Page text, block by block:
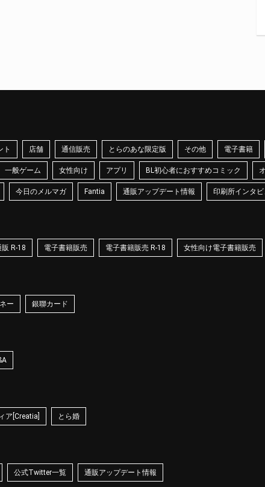
ト 店舗 通信販売 とらのあな限定版 その他 電子書籍
一般ゲーム 女性向け アプリ BL初心者におすすめコミック
今日のメルマガ Fantia 通販アップデート情報 印刷所インタ
R-18 電子書籍販売 電子書籍販売 R-18 女性向け電子書籍販売
ー 銀聯カード
ア[Creatia] とら婚
公式Twitter一覧 通販アップデート情報